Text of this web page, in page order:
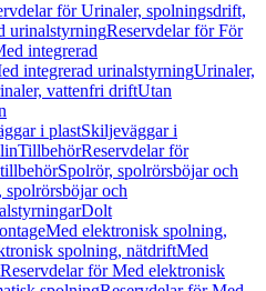
för Urinaler, spolningsdrift,
urinalstyrningReservdelar för För
integrerad
integrerad urinalstyrningUrinaler,
vattenfri driftUtan
i plastSkiljeväggar i
TillbehörReservdelar för
Spolrör, spolrörsböjar och
spolrörsböjar och
Dolt
Med elektronisk spolning,
spolning, nätdriftMed
Reservdelar för Med elektronisk